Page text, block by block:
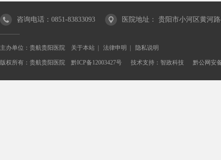
咨询电话：0851-83833093 医院地址： 贵阳市小河区黄河
主办单位：贵航贵阳医院 关于本站 法律申明 隐私说明
版权所有：贵航贵阳医院 黔ICP备12003427号 技术支持： 智政科技 黔公网安